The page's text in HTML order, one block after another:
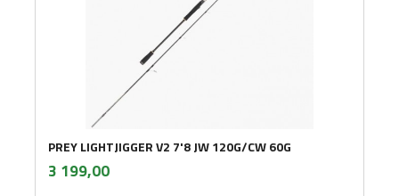
PREY LIGHTJIGGER V2 7'8 JW 120G/CW 60G
Pris
3 199,00mva.